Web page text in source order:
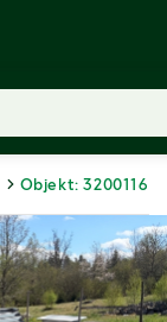
Objekt: 3200116